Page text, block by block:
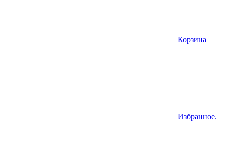
Корзина
Избранное.